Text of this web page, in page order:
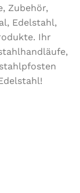
Zubehör,
Edelstahl,
Ihr